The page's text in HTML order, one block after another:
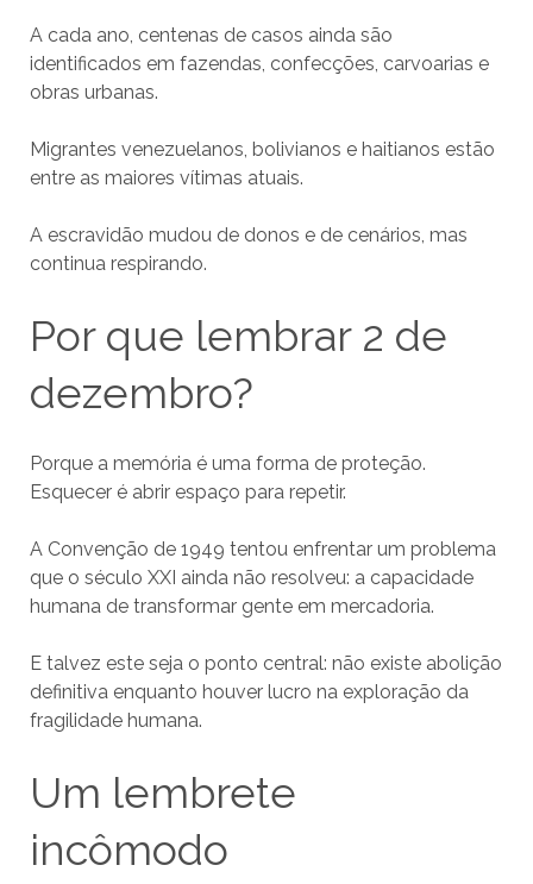
A cada ano, centenas de casos ainda são
identificados em fazendas, confecções, carvoarias e
obras urbanas.
Migrantes venezuelanos, bolivianos e haitianos estão
entre as maiores vítimas atuais.
A escravidão mudou de donos e de cenários, mas
continua respirando.
Por que lembrar 2 de
dezembro?
Porque a memória é uma forma de proteção.
Esquecer é abrir espaço para repetir.
A Convenção de 1949 tentou enfrentar um problema
que o século XXI ainda não resolveu: a capacidade
humana de transformar gente em mercadoria.
E talvez este seja o ponto central: não existe abolição
definitiva enquanto houver lucro na exploração da
fragilidade humana.
Um lembrete
incômodo